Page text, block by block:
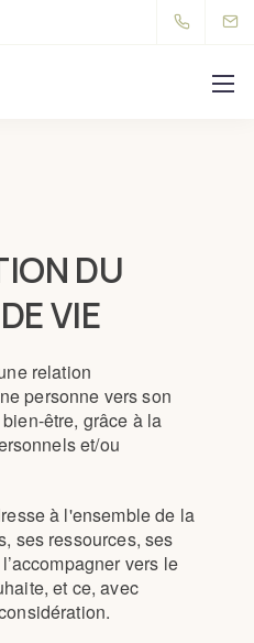
DU
VIE
relation
personne vers son
être, grâce à la
et/ou
à l'ensemble de la
ses ressources, ses
vers le
et ce, avec